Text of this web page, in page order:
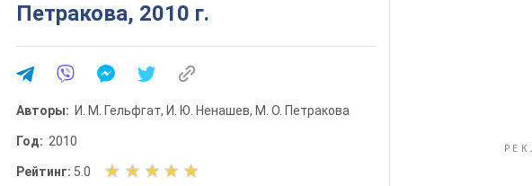
Петракова, 2010 г.
Авторы: И. М. Гельфгат, И. Ю. Ненашев, М. О. Петракова
Год: 2010
Рейтинг: 5.0
О